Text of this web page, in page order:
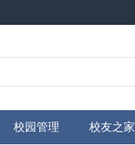
校园管理 校友之家